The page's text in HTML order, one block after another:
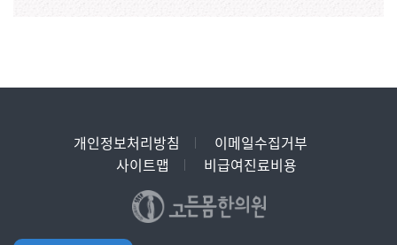
개인정보처리방침
이메일수집거부
사이트맵
비급여진료비용